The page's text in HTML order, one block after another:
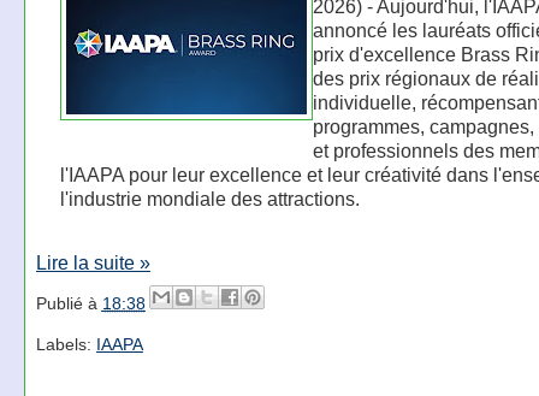
2026) - Aujourd'hui,
annoncé les lauréats
prix d'excellence Brass
des prix régionaux de
individuelle,
programmes,
et professionnels des
l'IAAPA pour leur excellence et leur créativité dans
l'industrie mondiale des attractions.
Lire la suite »
Publié à 18:38
Labels: IAAPA